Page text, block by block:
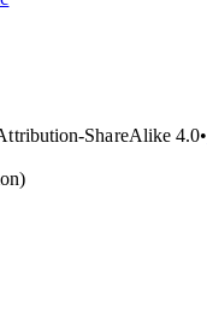
ShareAlike 4.0•